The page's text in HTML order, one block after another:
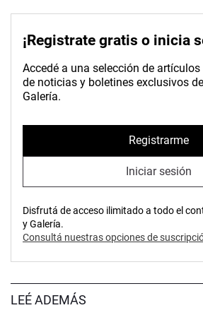
¡Registrate gratis o inicia
Accedé a una selección de
de noticias y boletines exclusivos
Galería.
Registrarme
Iniciar sesión
Disfrutá de acceso ilimitado a todo el
y Galería.
Consultá nuestras opciones de
LEÉ ADEMÁS